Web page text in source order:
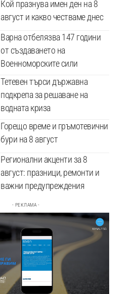
Кой празнува имен ден на 8
август и какво честваме днес
Варна отбелязва 147 години
от създаването на
Военноморските сили
Тетевен търси държавна
подкрепа за решаване на
водната криза
Горещо време и гръмотевични
бури на 8 август
Регионални акценти за 8
август: празници, ремонти и
важни предупреждения
- РЕКЛАМА -